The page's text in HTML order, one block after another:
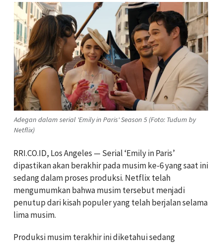
Adegan dalam serial 'Emily in Paris' Season 5 (Foto: Tudum by
Netflix)
RRI.CO.ID, Los Angeles — Serial ‘Emily in Paris’
dipastikan akan berakhir pada musim ke-6 yang saat ini
sedang dalam proses produksi. Netflix telah
mengumumkan bahwa musim tersebut menjadi
penutup dari kisah populer yang telah berjalan selama
lima musim.
Produksi musim terakhir ini diketahui sedang